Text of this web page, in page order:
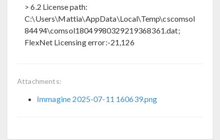
> 6.2 License path:
C:\Users\Mattia\AppData\Local\Temp\cscomsol
84494\comsol18049980329219368361.dat;
FlexNet Licensing error:-21,126
Attachments:
Immagine 2025-07-11 160639.png